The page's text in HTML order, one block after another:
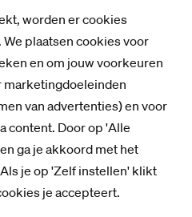
worden er cookies
plaatsen cookies voor
en om jouw voorkeuren
marketingdoeleinden
van advertenties) en voor
content. Door op 'Alle
ga je akkoord met het
je op 'Zelf instellen' klikt
je accepteert.